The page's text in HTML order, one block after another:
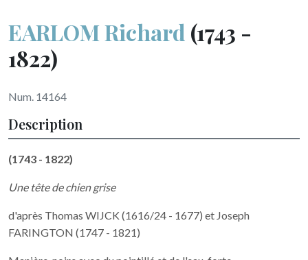
EARLOM Richard (1743 -
1822)
Num. 14164
Description
(1743 - 1822)
Une tête de chien grise
d'après Thomas WIJCK (1616/24 - 1677) et Joseph
FARINGTON (1747 - 1821)